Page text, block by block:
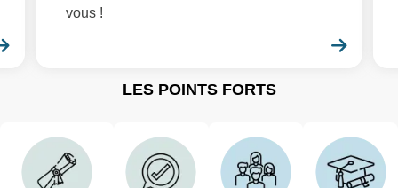
vous !
LES POINTS FORTS